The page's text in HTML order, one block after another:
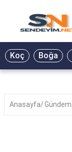
BİYOGRAFİ
GALERİ
Koç Boğa
Anasayfa Gündem